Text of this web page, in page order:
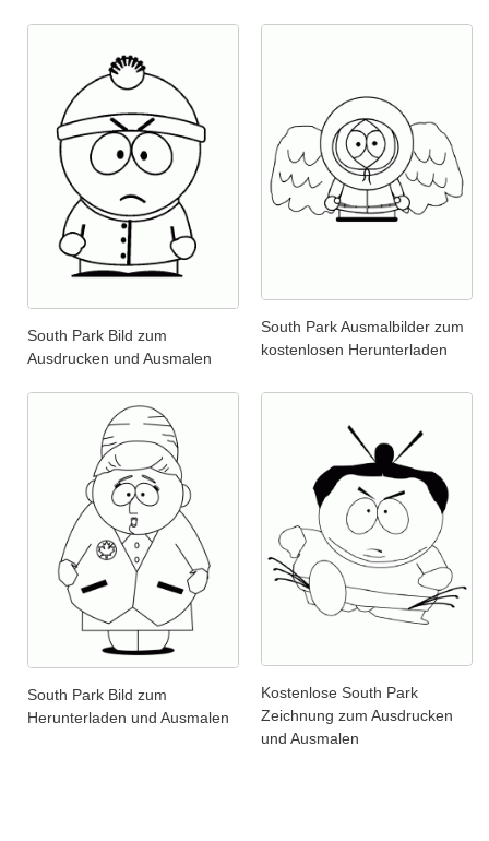
South Park Bild zum
Ausdrucken und Ausmalen
South Park Ausmalbilder zum
kostenlosen Herunterladen
South Park Bild zum
Herunterladen und Ausmalen
Kostenlose South Park
Zeichnung zum Ausdrucken
und Ausmalen